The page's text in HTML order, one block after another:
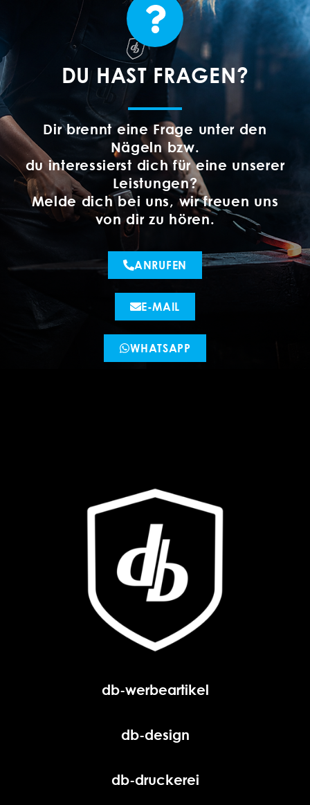
DU HAST FRAGEN?
Dir brennt eine Frage unter den
Nägeln bzw.
du interessierst dich für eine unserer
Leistungen?
Melde dich bei uns, wir freuen uns
von dir zu hören.
ANRUFEN
E-MAIL
WHATSAPP
db-werbeartikel
db-design
db-druckerei